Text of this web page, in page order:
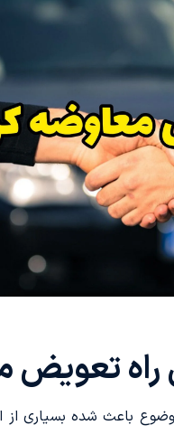
تعویض
باعث شده بسیاری از